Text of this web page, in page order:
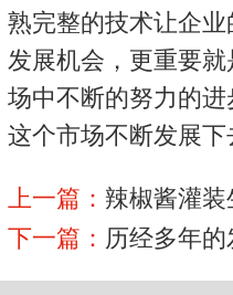
熟完整的技术让企
发展机会，更重要
场中不断的努力的
这个市场不断发展
上一篇： 辣椒酱灌
下一篇： 历经多年